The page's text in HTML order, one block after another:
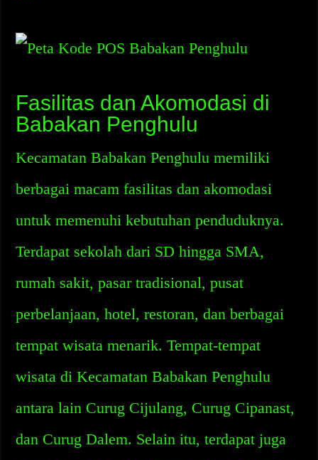
Fasilitas dan Akomodasi di
Babakan Penghulu
Kecamatan Babakan Penghulu memiliki
berbagai macam fasilitas dan akomodasi
untuk memenuhi kebutuhan penduduknya.
Terdapat sekolah dari SD hingga SMA,
rumah sakit, pasar tradisional, pusat
perbelanjaan, hotel, restoran, dan berbagai
tempat wisata menarik. Tempat-tempat
wisata di Kecamatan Babakan Penghulu
antara lain Curug Cijulang, Curug Cipanast,
dan Curug Dalem. Selain itu, terdapat juga